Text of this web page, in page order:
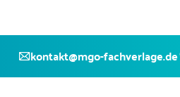
kontakt@mgo-fachverlage.de